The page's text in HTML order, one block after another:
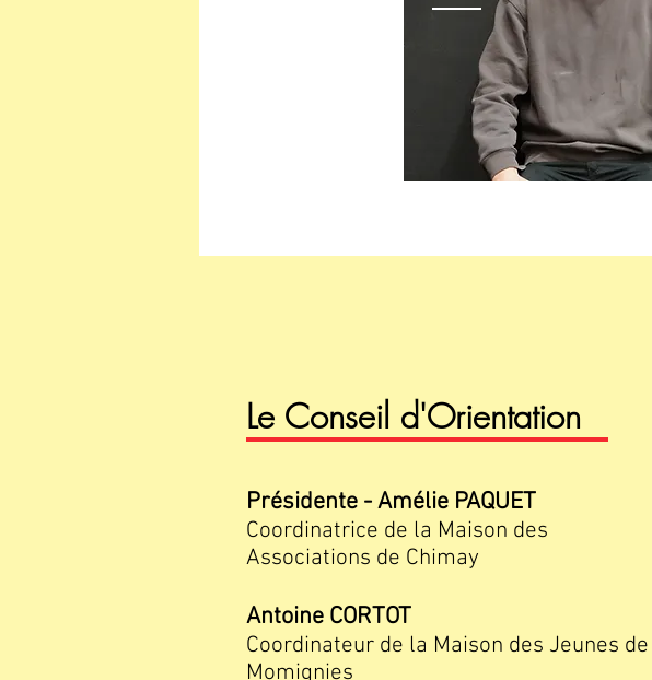
Le Conseil d'Orientation
Présidente - Amélie PAQUET
Coordinatrice de la Maison des
Associations de Chimay
Antoine CORTOT
Coordinateur de la Maison des Jeunes de
Momignies